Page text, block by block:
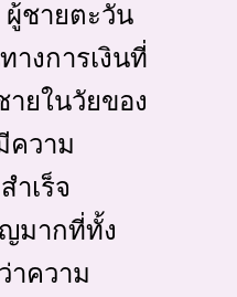
ผู้ชายตะวัน
งการเงินที่
ยในวัยของ
ความ
เร็จ
มากที่ทั้ง
าความ